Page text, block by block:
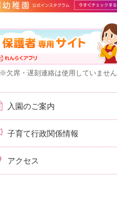
※欠席・遅刻連絡は使用していませ
入園のご案内
子育て行政関係情報
アクセス